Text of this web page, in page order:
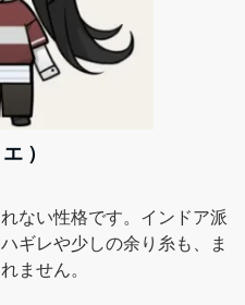
）
ない性格です。インドア派
ギレや少しの余り糸も、ま
ません。